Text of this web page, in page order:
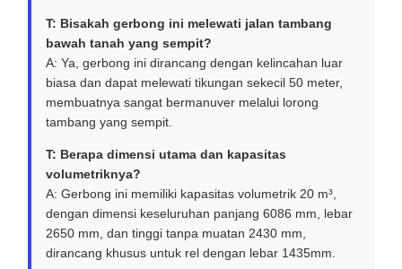
T: Bisakah gerbong ini melewati jalan tambang
bawah tanah yang sempit?
A: Ya, gerbong ini dirancang dengan kelincahan luar
biasa dan dapat melewati tikungan sekecil 50 meter,
membuatnya sangat bermanuver melalui lorong
tambang yang sempit.
T: Berapa dimensi utama dan kapasitas
volumetriknya?
A: Gerbong ini memiliki kapasitas volumetrik 20 m³,
dengan dimensi keseluruhan panjang 6086 mm, lebar
2650 mm, dan tinggi tanpa muatan 2430 mm,
dirancang khusus untuk rel dengan lebar 1435mm.